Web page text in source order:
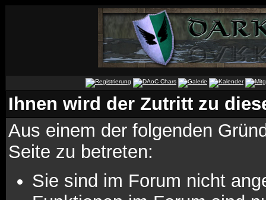
Ihnen wird der Zutritt zu
Aus einem der folgenden
Seite zu betreten:
Sie sind im Forum nicht